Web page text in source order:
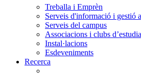
Treballa i Emprèn
Serveis d'informació i gestió
Serveis del campus
Associacions i clubs
Instal·lacions
Esdeveniments
Recerca